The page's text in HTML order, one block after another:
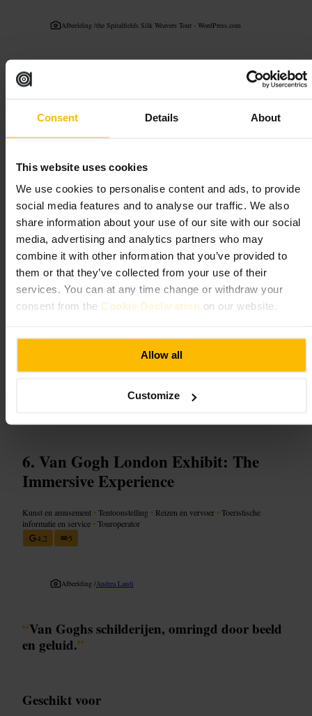
Consent Details About
This website uses cookies
We use cookies to personalise content and ads, to provide
social media features and to analyse our traffic. We also
share information about your use of our site with our social
media, advertising and analytics partners who may
combine it with other information that you’ve provided to
them or that they’ve collected from your use of their
services. You can at any time change or withdraw your
consent from the Cookie Declaration on our website.
Allow all
Customize
Afbeelding /the Spitalfields Silk Weavers Tour - WordPress.com
“Kleine tentoonstellingsruimte, grote ideeën”
Geschikt voor
#OostLonden
Wat u kunt verwachten
Je loopt door intieme zalen in een historisch pand, met
tentoonstellingen die tekst en beeld combineren. Verwacht veel
context bij de werken, zorgvuldig samengestelde installaties en een
rustige sfeer die uitnodigt om details te bestuderen.
Plan uw bezoek
Bekijk vooraf online welke tentoonstelling er loopt, zo kun je je
bezoek afstemmen op je interesse. Neem voldoende tijd om teksten te
lezen en werkjes van dichtbij te bekijken. Combineer de galeriebezoek
Van Gogh London Exhibit: The
Immersive Experience
Kunst en amusement •Tentoonstelling • Reizen en vervoer •Toeristische
informatie en service •Touroperator
4,2
5
Afbeelding /Andrea Landi
“Van Goghs schilderijen, omringd door beeld
en geluid.”
Geschikt voor